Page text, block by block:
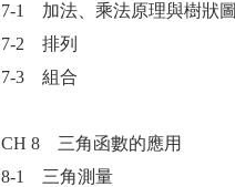
7-1 加法、乘法原理與樹狀圖
7-2 排列
7-3 組合
CH 8 三角函數的應用
8-1 三角測量